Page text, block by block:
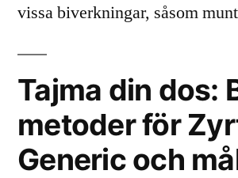
vissa biverkningar, såsom
Tajma din dos:
metoder för
Generic och